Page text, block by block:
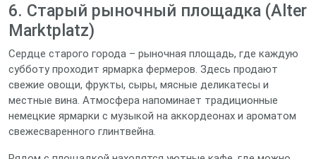
6. Старый рыночный площадка (Alter
Marktplatz)
Сердце старого города – рыночная площадь, где каждую
субботу проходит ярмарка фермеров. Здесь продают
свежие овощи, фрукты, сыры, мясные деликатесы и
местные вина. Атмосфера напоминает традиционные
немецкие ярмарки с музыкой на аккордеонах и ароматом
свежесваренного глинтвейна.